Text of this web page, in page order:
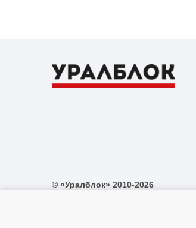
© «Уралблок» 2010-2026